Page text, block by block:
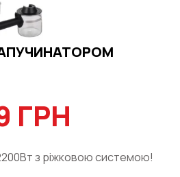
ГРН
з ріжковою системою!